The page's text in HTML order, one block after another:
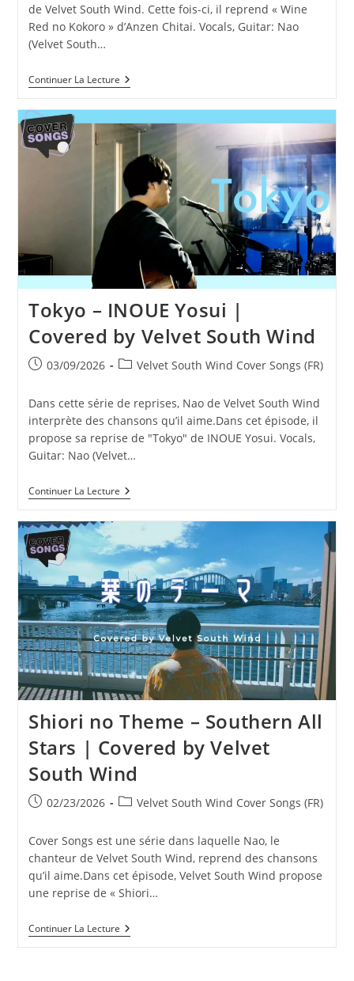
de Velvet South Wind. Cette fois-ci, il reprend « Wine
Red no Kokoro » d’Anzen Chitai. Vocals, Guitar: Nao
(Velvet South…
Continuer La LectureWine
Red
–
Anzen
Chitai
|
Covered
By
Velvet
South
Tokyo – INOUE Yosui |
Covered by Velvet South Wind
Publication
03/09/2026
PostVelvet South Wind Cover Songs (FR)
Dans cette série de reprises, Nao de Velvet South Wind
interprète des chansons qu’il aime.Dans cet épisode, il
propose sa reprise de "Tokyo" de INOUE Yosui. Vocals,
Guitar: Nao (Velvet…
Continuer La LectureTokyo
–
Yosui
|
Covered
By
Velvet
South
Wind
Shiori no Theme – Southern All
Stars | Covered by Velvet
South Wind
Publication
02/23/2026
PostVelvet South Wind Cover Songs (FR)
Cover Songs est une série dans laquelle Nao, le
chanteur de Velvet South Wind, reprend des chansons
qu’il aime.Dans cet épisode, Velvet South Wind propose
une reprise de « Shiori…
Continuer La LectureShiori
No